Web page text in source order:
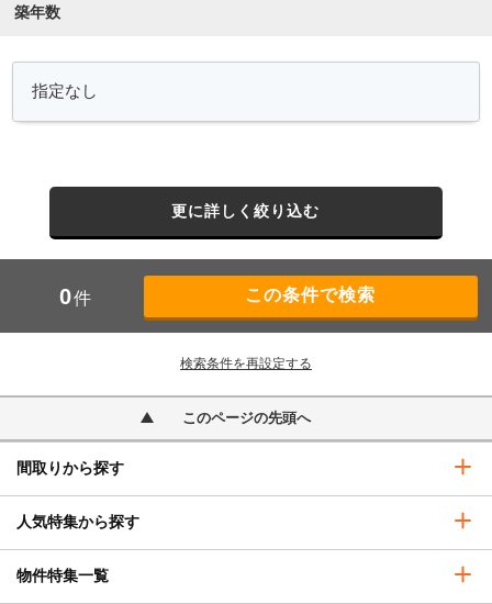
築年数
更に詳しく絞り込む
0件
検索条件を再設定する
このページの先頭へ
間取りから探す
人気特集から探す
物件特集一覧